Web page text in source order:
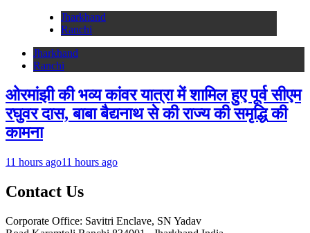
Jharkhand
Ranchi
Jharkhand
Ranchi
ओरमांझी की भव्य कांवर यात्रा में शामिल हुए पूर्व सीएम
रघुवर दास, बाबा बैद्यनाथ से की राज्य की समृद्धि की
कामना
11 hours ago11 hours ago
Contact Us
Corporate Office: Savitri Enclave, SN Yadav